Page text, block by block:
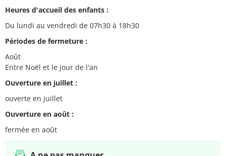
Heures d'accueil des enfants :
Du lundi au vendredi de 07h30 à 18h30
Périodes de fermeture :
Août
Entre Noël et le jour de l'an
Ouverture en juillet :
ouverte en juillet
Ouverture en août :
fermée en août